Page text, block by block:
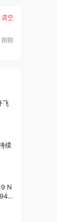
清空
刚刚
飞
续
N